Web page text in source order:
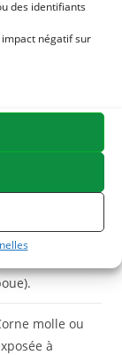
des identifiants
négatif sur
formules
et
Hiver
molle ou
à